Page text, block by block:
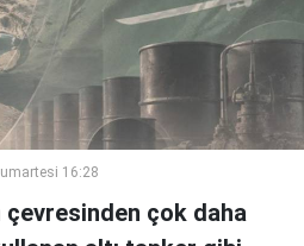
16:28
çok daha